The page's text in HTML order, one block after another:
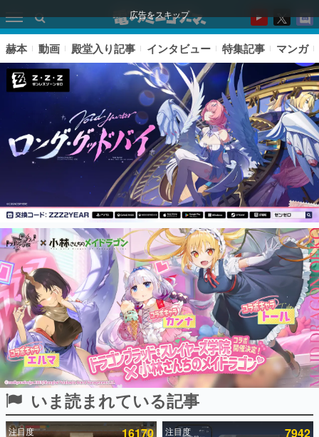
広告をスキップ
ピックアップ
電ファミのいま読まれている記事ランキング
アプリセール情報
インタビュー
連載・特集一覧
殿堂入り記事
SNS拡散数が数千以上！ ページビュー数万以上！ などな
ど。多くの人々に読まれた、電ファミ渾身の“殿堂入り”記
事をまとめました。
赫本 動画 殿堂入り記事 インタビュー 特集記事 マンガ
いま読まれている記事
注目度 16170 注目度 7942